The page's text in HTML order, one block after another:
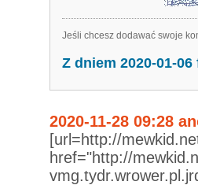
Jeśli chcesz dodawać swoje
Z dniem 2020-01-
2020-11-28 09:28
[url=http://
href="http://